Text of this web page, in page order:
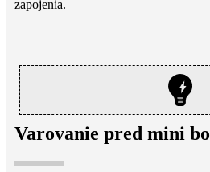
zapojenia.
Varovanie pred mini